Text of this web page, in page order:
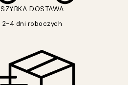
SZYBKA DOSTAWA
2-4 dni roboczych